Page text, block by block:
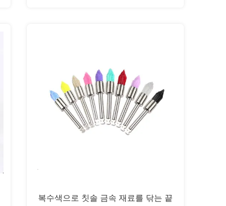
복수색으로 칫솔 금속 재료를 닦는 끝